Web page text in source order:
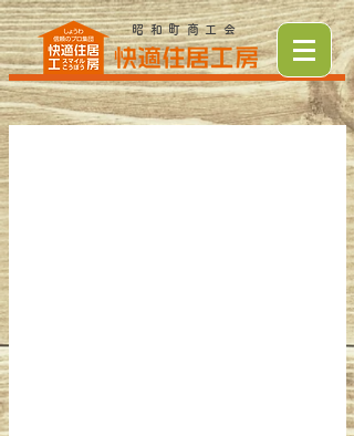
昭和町商工会